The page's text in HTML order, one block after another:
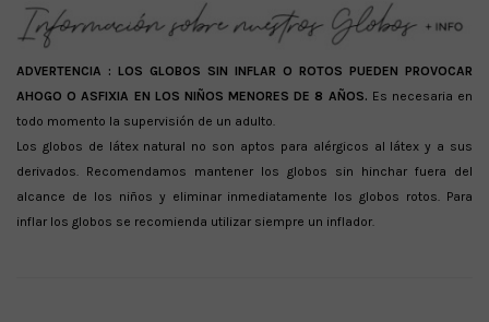
ADVERTENCIA : LOS GLOBOS SIN INFLAR O ROTOS PUEDEN PROVOCAR
AHOGO O ASFIXIA EN LOS NIÑOS MENORES DE 8 AÑOS. Es necesaria en
todo momento la supervisión de un adulto.
Los globos de látex natural no son aptos para alérgicos al látex y a sus
derivados. Recomendamos mantener los globos sin hinchar fuera del
alcance de los niños y eliminar inmediatamente los globos rotos. Para
inflar los globos se recomienda utilizar siempre un inflador.